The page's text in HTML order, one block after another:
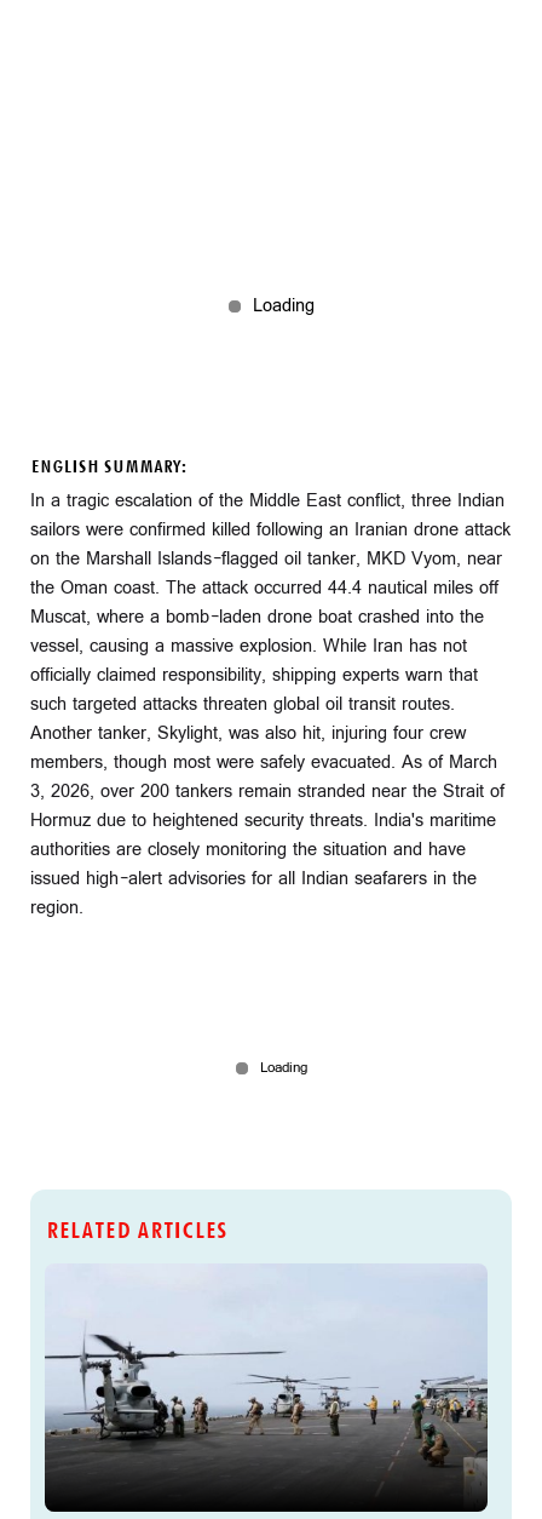
ENGLISH SUMMARY:
In a tragic escalation of the Middle East conflict, three Indian
sailors were confirmed killed following an Iranian drone attack
on the Marshall Islands-flagged oil tanker, MKD Vyom, near
the Oman coast. The attack occurred 44.4 nautical miles off
Muscat, where a bomb-laden drone boat crashed into the
vessel, causing a massive explosion. While Iran has not
officially claimed responsibility, shipping experts warn that
such targeted attacks threaten global oil transit routes.
Another tanker, Skylight, was also hit, injuring four crew
members, though most were safely evacuated. As of March
3, 2026, over 200 tankers remain stranded near the Strait of
Hormuz due to heightened security threats. India's maritime
authorities are closely monitoring the situation and have
issued high-alert advisories for all Indian seafarers in the
region.
RELATED ARTICLES